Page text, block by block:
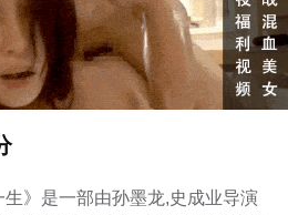
》是一部由孙墨龙,史成业导演